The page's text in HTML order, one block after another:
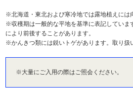
※北海道・東北および寒冷地では露地植えには
※収穫期は一般的な平地を基準に表記していま
により前後することがあります。
※かんきつ類には鋭いトゲがあります。取り扱
※大量にご入用の際はご照会ください。